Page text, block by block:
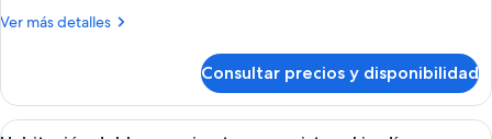
uso
al
mar
Ver más detalles
Más
Premium
doble
Consultar precios y disponibilidad
Abrir
Una habitación de hotel moderna